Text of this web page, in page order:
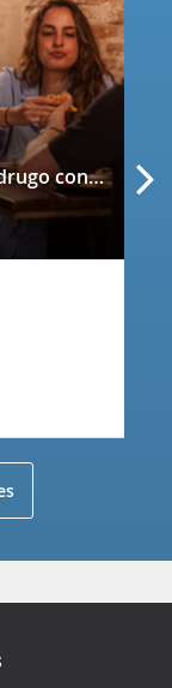
Cena completa para dos en Mendrugo con cerveza artesana incluida